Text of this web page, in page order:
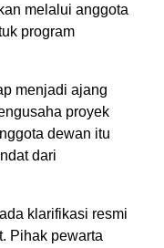
melalui anggota
program
menjadi ajang
proyek
dewan itu
dari
klarifikasi resmi
Pihak pewarta